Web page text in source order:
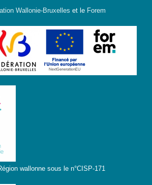
Wallonie-Bruxelles et le Forem
wallonne sous le n°CISP-171